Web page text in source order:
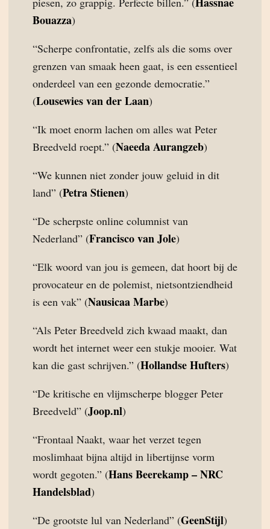
Bouazza)
“Scherpe confrontatie, zelfs als die soms over
grenzen van smaak heen gaat, is een essentieel
onderdeel van een gezonde democratie.”
(Lousewies van der Laan)
“Ik moet enorm lachen om alles wat Peter
Breedveld roept.” (Naeeda Aurangzeb)
“We kunnen niet zonder jouw geluid in dit
land” (Petra Stienen)
“De scherpste online columnist van
Nederland” (Francisco van Jole)
“Elk woord van jou is gemeen, dat hoort bij de
provocateur en de polemist, nietsontziendheid
is een vak” (Nausicaa Marbe)
“Als Peter Breedveld zich kwaad maakt, dan
wordt het internet weer een stukje mooier. Wat
kan die gast schrijven.” (Hollandse Hufters)
“De kritische en vlijmscherpe blogger Peter
Breedveld” (Joop.nl)
“Frontaal Naakt, waar het verzet tegen
moslimhaat bijna altijd in libertijnse vorm
wordt gegoten.” (Hans Beerekamp – NRC
Handelsblad)
“De grootste lul van Nederland” (GeenStijl)